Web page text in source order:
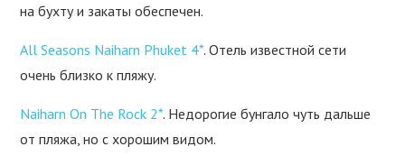
на бухту и закаты обеспечен.
All Seasons Naiharn Phuket 4*. Отель известной сети
очень близко к пляжу.
Naiharn On The Rock 2*. Недорогие бунгало чуть дальше
от пляжа, но с хорошим видом.